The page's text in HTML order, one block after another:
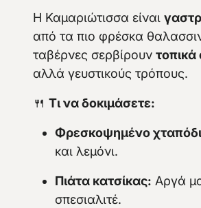
Η Καμαριώτισσα είναι
από τα πιο φρέσκα
ταβέρνες σερβίρουν τοπικά
αλλά γευστικούς τρόπους.
🍴 Τι να δοκιμάσετε:
Φρεσκοψημένο
και λεμόνι.
Πιάτα κατσίκας: Αργά
σπεσιαλιτέ.